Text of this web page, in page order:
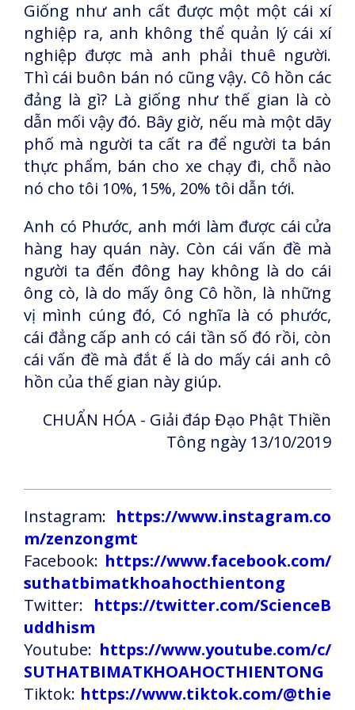
Giống như anh cất được một một cái xí
nghiệp ra, anh không thể quản lý cái xí
nghiệp được mà anh phải thuê người.
Thì cái buôn bán nó cũng vậy. Cô hồn các
đảng là gì? Là giống như thế gian là cò
dẫn mối vậy đó. Bây giờ, nếu mà một dãy
phố mà người ta cất ra để người ta bán
thực phẩm, bán cho xe chạy đi, chỗ nào
nó cho tôi 10%, 15%, 20% tôi dẫn tới.
Anh có Phước, anh mới làm được cái cửa
hàng hay quán này. Còn cái vấn đề mà
người ta đến đông hay không là do cái
ông cò, là do mấy ông Cô hồn, là những
vị mình cúng đó, Có nghĩa là có phước,
cái đẳng cấp anh có cái tần số đó rồi, còn
cái vấn đề mà đắt ế là do mấy cái anh cô
hồn của thế gian này giúp.
CHUẨN HÓA - Giải đáp Đạo Phật Thiền
Tông ngày 13/10/2019
Instagram: https://www.instagram.co
m/zenzongmt
Facebook: https://www.facebook.com/
suthatbimatkhoahocthientong
Twitter: https://twitter.com/ScienceB
uddhism
Youtube: https://www.youtube.com/c/
SUTHATBIMATKHOAHOCTHIENTONG
Tiktok: https://www.tiktok.com/@thie